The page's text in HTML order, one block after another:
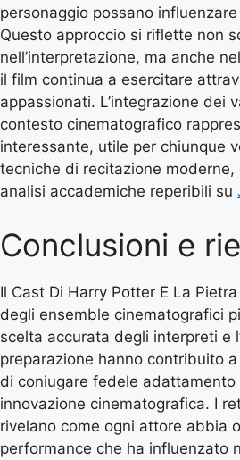
personaggio possano
Questo approccio si riflette non
nell’interpretazione, ma anche
il film continua a esercitare
appassionati. L’integrazione dei
contesto cinematografico
interessante, utile per chiunque
tecniche di recitazione moderne,
analisi accademiche reperibili su
Conclusioni e
Il Cast Di Harry Potter E La
degli ensemble cinematografici
scelta accurata degli interpreti e
preparazione hanno contribuito
di coniugare fedele adattamento
innovazione cinematografica. I
rivelano come ogni attore abbia
performance che ha influenzato